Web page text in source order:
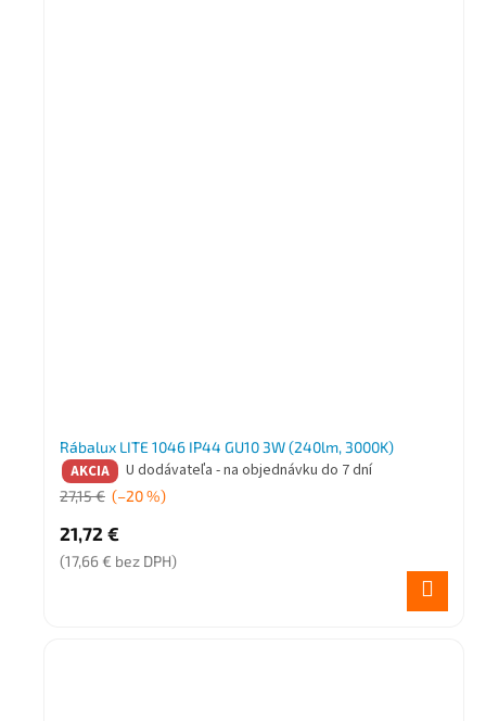
Rábalux LITE 1046 IP44 GU10 3W (240lm, 3000K)
AKCIA U dodávateľa - na objednávku do 7 dní
27,15 € (–20 %)
21,72 €
(17,66 € bez DPH)